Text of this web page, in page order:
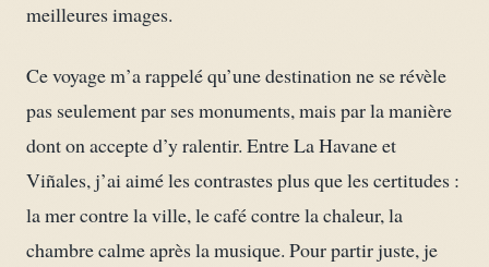
meilleures images.
Ce voyage m’a rappelé qu’une destination ne se révèle
pas seulement par ses monuments, mais par la manière
dont on accepte d’y ralentir. Entre La Havane et
Viñales, j’ai aimé les contrastes plus que les certitudes :
la mer contre la ville, le café contre la chaleur, la
chambre calme après la musique. Pour partir juste, je